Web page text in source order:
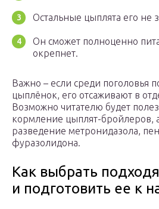
Остальные цыплята его не
Он сможет полноценно
окрепнет.
Важно – если среди поголовья
цыплёнок, его отсаживают в
Возможно читателю будет
кормление цыплят-бройлеров,
разведение метронидазола,
фуразолидона.
Как выбрать
и подготовить ее к